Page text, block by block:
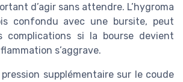
d’agir sans attendre. L’hygroma
confondu avec une bursite, peut
complications si la bourse devient
s’aggrave.
supplémentaire sur le coude